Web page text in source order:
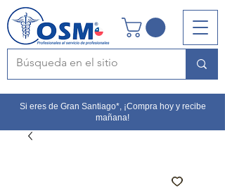
Si eres de Gran Santiago*, ¡Compra hoy y recibe
mañana!